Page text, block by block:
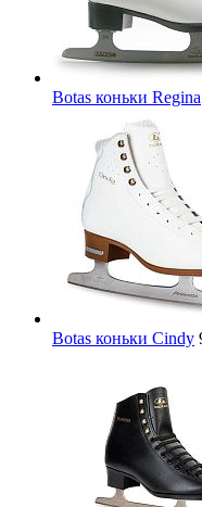
Botas коньки Regina
Botas коньки Cindy